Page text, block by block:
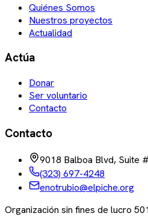
Quiénes Somos
Nuestros proyectos
Actualidad
Actúa
Donar
Ser voluntario
Contacto
Contacto
9018 Balboa Blvd, Suite
(323) 697-4248
enotrubio@elpiche.org
Organización sin fines de lucro